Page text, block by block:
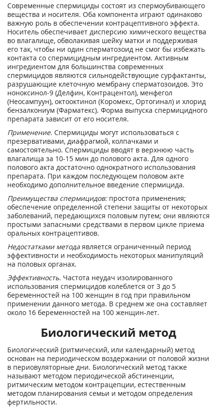
Современные спермициды состоят из спермоубивающего
вещества и носителя. Оба компонента играют одинаково
важную роль в обеспечении контрацептивного эффекта.
Носитель обеспечивает дисперсию химического вещества
во влагалище, обволакивая шейку матки и поддерживая
его так, чтобы ни один сперматозоид не смог бы избежать
контакта со спермицидным ингредиентом. Активным
ингредиентом для большинства современных
спермицидов являются сильнодействующие сурфактанты,
разрушающие клеточную мембрану сперматозоидов. Это
ноноксинол-9 (Делфин, Контрацентол), менфегол
(Неосампуун), октооктинол (Коромекс, Ортогинал) и хлорид
бензалкониум (Фарматекс). Форма выпуска спермицидного
препарата зависит от его носителя.
Применение. Спермициды могут использоваться с
презервативами, диафрагмой, колпачками и
самостоятельно. Спермициды вводят в верхнюю часть
влагалища за 10-15 мин до полового акта. Для одного
полового акта достаточно однократного использования
препарата. При каждом последующем половом акте
необходимо дополнительное введение спермицида.
Преимущества спермицидов:простота применения;
обеспечение определенной степени защиты от некоторых
заболеваний, передающихся половым путем; они являются
простыми запасными средствами в первом цикле приема
оральных контрацептивов.
Недостатками метода является ограниченный период
эффективности и необходимость некоторых манипуляций
на половых органах.
Эффективность. Частота неудач изолированного
использования спермицидов колеблется от 3 до 5
беременностей на 100 женщин в год при правильном
применении данного метода. В среднем же она составляет
около 16 беременностей на 100 женщин-лет.
Биологический метод
Биологический (ритмический, или календарный) метод
основан на периодическом воздержании от половой жизни
в периовуляторные дни. Биологический метод также
называют методом периодической абстиненции,
ритмическим методом контрацепции, естественным
методом планирования семьи и методом определения
фертильности.